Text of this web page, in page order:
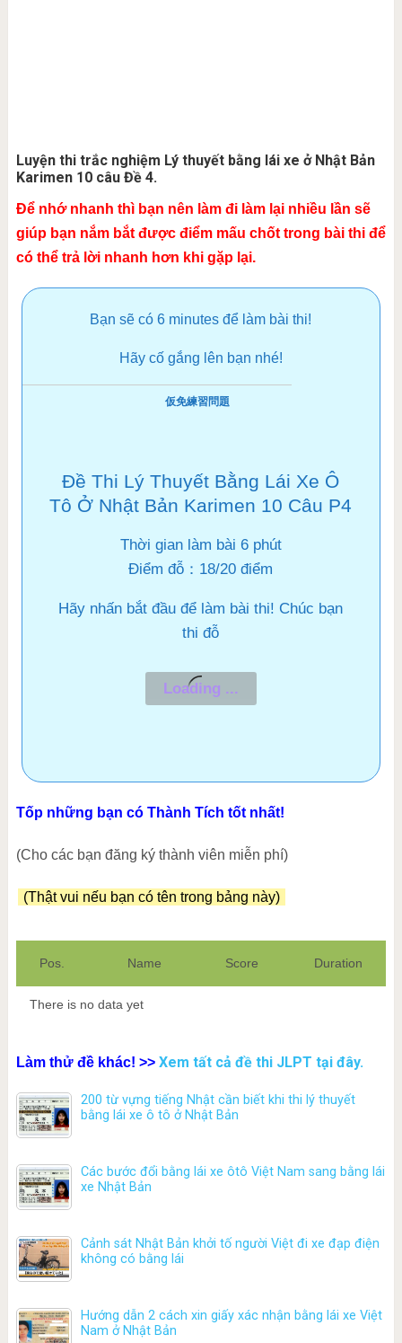
Luyện thi trắc nghiệm Lý thuyết bằng lái xe ở Nhật Bản
Karimen 10 câu Đề 4.
Để nhớ nhanh thì bạn nên làm đi làm lại nhiều lần sẽ
giúp bạn nắm bắt được điểm mấu chốt trong bài thi để
có thể trả lời nhanh hơn khi gặp lại.
Bạn sẽ có 6 minutes để làm bài thi!
Hãy cố gắng lên bạn nhé!
仮免練習問題
Đề Thi Lý Thuyết Bằng Lái Xe Ô
Tô Ở Nhật Bản Karimen 10 Câu P4
Thời gian làm bài 6 phút
Điểm đỗ：18/20 điểm
Hãy nhấn bắt đầu để làm bài thi! Chúc bạn
thi đỗ
Tốp những bạn có Thành Tích tốt nhất!
(Cho các bạn đăng ký thành viên miễn phí)
(Thật vui nếu bạn có tên trong bảng này)
Pos. Name Score Duration
There is no data yet
Làm thử đề khác! >> Xem tất cả đề thi JLPT tại đây.
200 từ vựng tiếng Nhật cần biết khi thi lý thuyết
bằng lái xe ô tô ở Nhật Bản
Các bước đổi bằng lái xe ôtô Việt Nam sang bằng lái
xe Nhật Bản
Cảnh sát Nhật Bản khởi tố người Việt đi xe đạp điện
không có bằng lái
Hướng dẫn 2 cách xin giấy xác nhận bằng lái xe Việt
Nam ở Nhật Bản